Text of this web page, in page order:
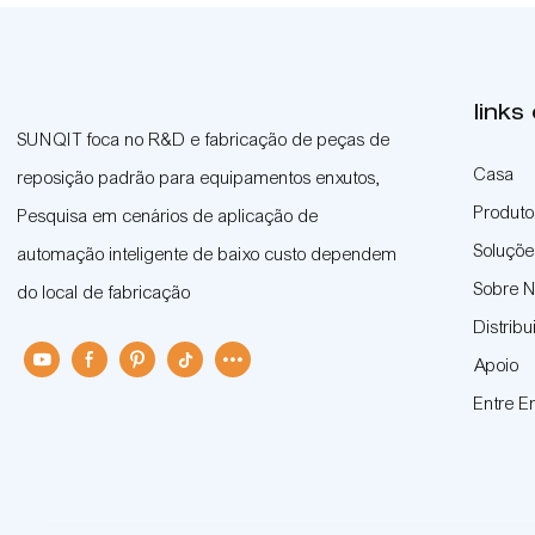
SUNQIT foca no R&D e fabricação de peças de
reposição padrão para equipamentos enxutos,
Pesquisa em cenários de aplicação de
automação inteligente de baixo custo dependem
do local de fabricação
links
Casa
Sobre
Apoio
Entre